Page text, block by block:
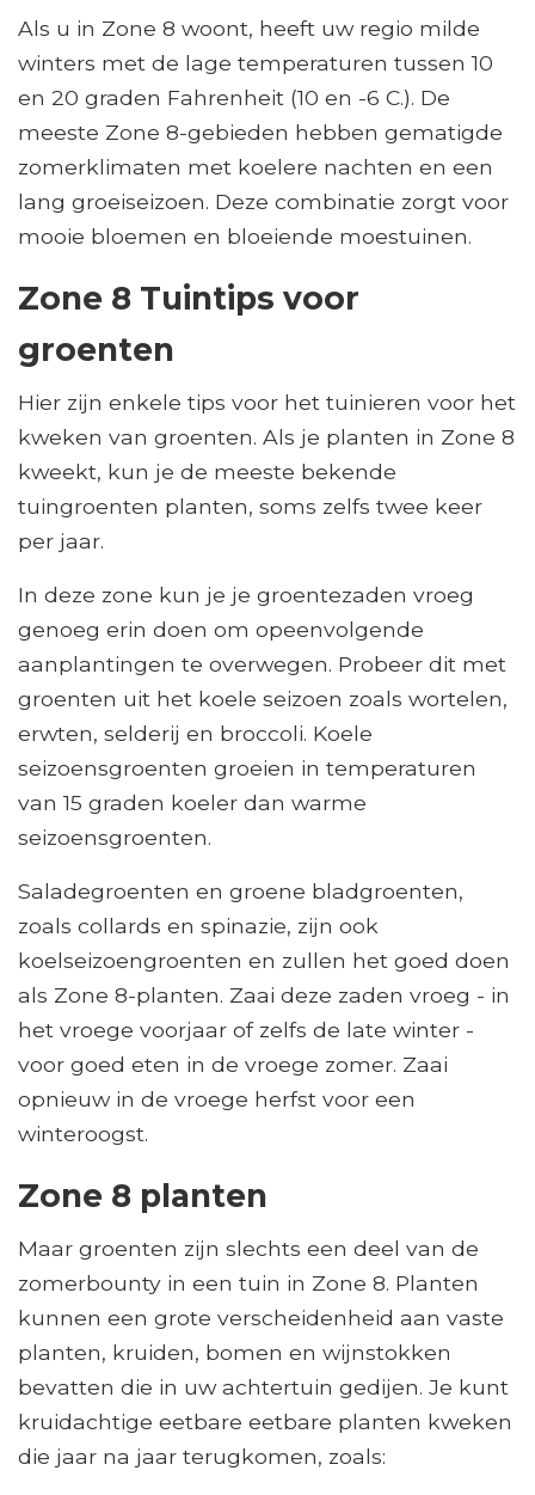
Als u in Zone 8 woont, heeft uw regio milde
winters met de lage temperaturen tussen 10
en 20 graden Fahrenheit (10 en -6 C.). De
meeste Zone 8-gebieden hebben gematigde
zomerklimaten met koelere nachten en een
lang groeiseizoen. Deze combinatie zorgt voor
mooie bloemen en bloeiende moestuinen.
Zone 8 Tuintips voor
groenten
Hier zijn enkele tips voor het tuinieren voor het
kweken van groenten. Als je planten in Zone 8
kweekt, kun je de meeste bekende
tuingroenten planten, soms zelfs twee keer
per jaar.
In deze zone kun je je groentezaden vroeg
genoeg erin doen om opeenvolgende
aanplantingen te overwegen. Probeer dit met
groenten uit het koele seizoen zoals wortelen,
erwten, selderij en broccoli. Koele
seizoensgroenten groeien in temperaturen
van 15 graden koeler dan warme
seizoensgroenten.
Saladegroenten en groene bladgroenten,
zoals collards en spinazie, zijn ook
koelseizoengroenten en zullen het goed doen
als Zone 8-planten. Zaai deze zaden vroeg - in
het vroege voorjaar of zelfs de late winter -
voor goed eten in de vroege zomer. Zaai
opnieuw in de vroege herfst voor een
winteroogst.
Zone 8 planten
Maar groenten zijn slechts een deel van de
zomerbounty in een tuin in Zone 8. Planten
kunnen een grote verscheidenheid aan vaste
planten, kruiden, bomen en wijnstokken
bevatten die in uw achtertuin gedijen. Je kunt
kruidachtige eetbare eetbare planten kweken
die jaar na jaar terugkomen, zoals: